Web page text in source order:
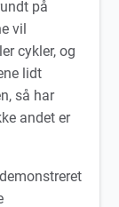
på
vil
cykler, og
lidt
så har
andet er